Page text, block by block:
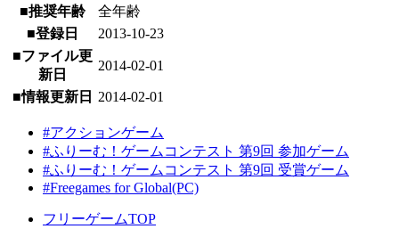
■推奨年齢
全年齢
■登録日
2013-10-23
■ファイル更
新日
2014-02-01
■情報更新日 2014-02-01
#アクションゲーム
#ふりーむ！ゲームコンテスト 第9回 参加ゲーム
#ふりーむ！ゲームコンテスト 第9回 受賞ゲーム
#Freegames for Global(PC)
フリーゲームTOP